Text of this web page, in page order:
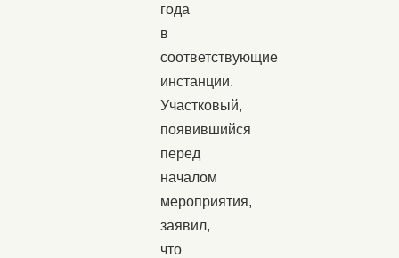
года
в
соответствующие
инстанции.
Участковый,
появившийся
перед
началом
мероприятия,
заявил,
что